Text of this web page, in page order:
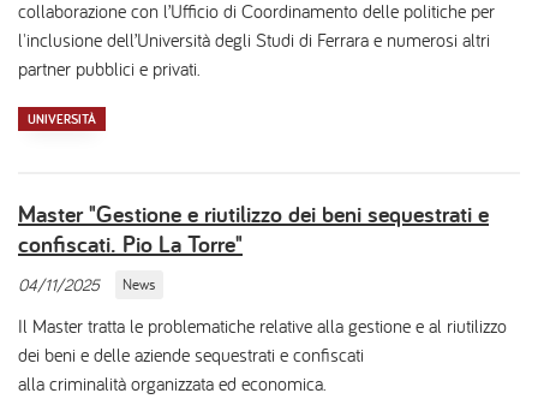
collaborazione con l’Ufficio di Coordinamento delle politiche per
l'inclusione dell’Università degli Studi di Ferrara e numerosi altri
partner pubblici e privati.
UNIVERSITÀ
Master "Gestione e riutilizzo dei beni sequestrati e
confiscati. Pio La Torre"
04/11/2025 News
Il Master tratta le problematiche relative alla gestione e al riutilizzo
dei beni e delle aziende sequestrati e confiscati
alla criminalità organizzata ed economica.